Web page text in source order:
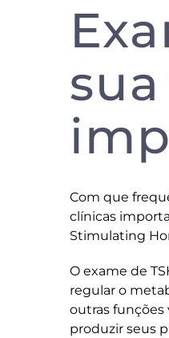
Com que
clínicas
Stimulating
O exame de
regular o
outras funções
produzir seus